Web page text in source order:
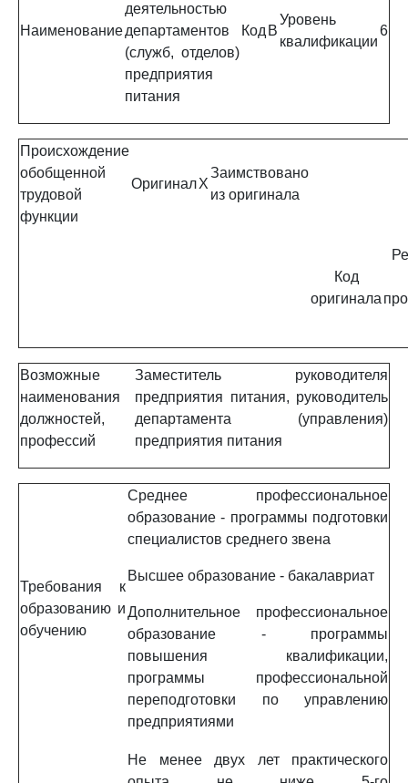
Наименование
деятельностью
департаментов
(служб, отделов)
предприятия
питания
Код B
Уровень
квалификации
6
Происхождение
обобщенной
трудовой
функции
ОригиналX
Заимствовано
из оригинала
Код
оригинала
Возможные
наименования
должностей,
профессий
Заместитель руководителя
предприятия питания, руководитель
департамента (управления)
предприятия питания
Требования к
образованию и
обучению
Среднее профессиональное
образование - программы подготовки
специалистов среднего звена
Высшее образование - бакалавриат
Дополнительное профессиональное
образование - программы
повышения квалификации,
программы профессиональной
переподготовки по управлению
предприятиями
Не менее двух лет практического